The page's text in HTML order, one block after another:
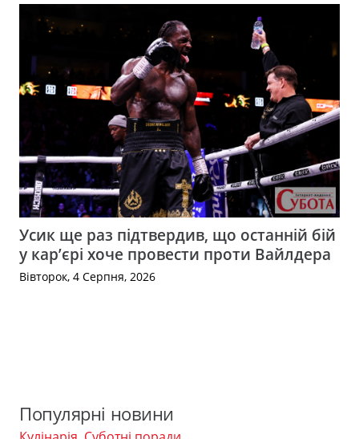
Усик ще раз підтвердив, що останній бій
у кар’єрі хоче провести проти Вайлдера
Вівторок, 4 Серпня, 2026
Популярні новини